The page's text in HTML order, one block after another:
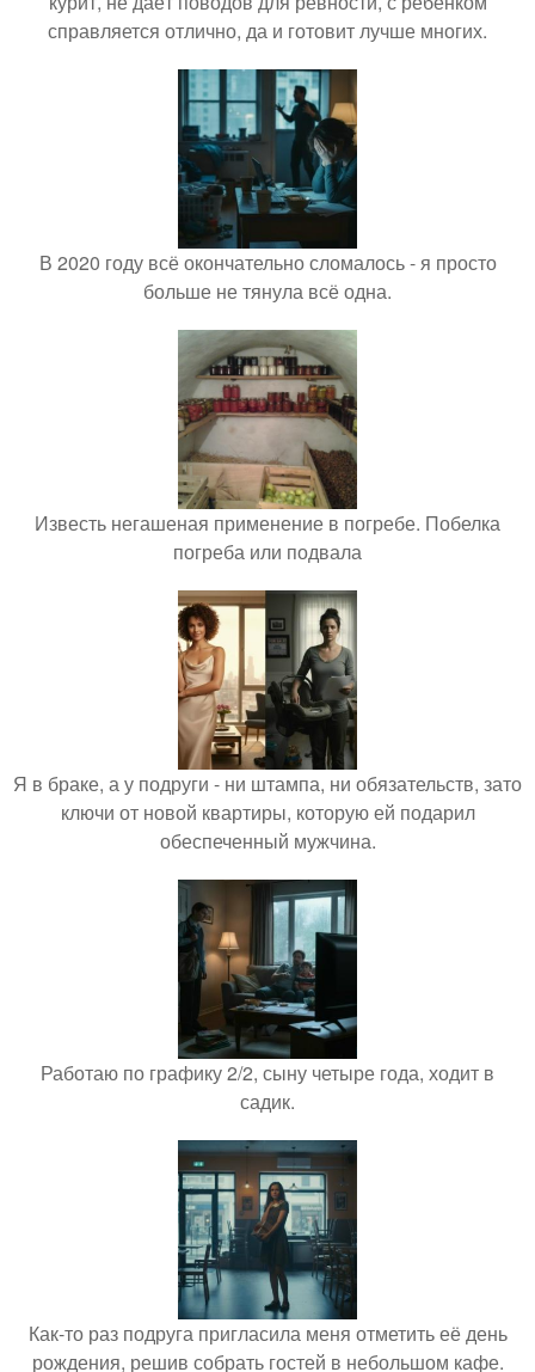
справляется отлично, да и готовит лучше многих.
В 2020 году всё окончательно сломалось - я просто
больше не тянула всё одна.
Известь негашеная применение в погребе. Побелка
погреба или подвала
Я в браке, а у подруги - ни штампа, ни обязательств, зато
ключи от новой квартиры, которую ей подарил
обеспеченный мужчина.
Работаю по графику 2/2, сыну четыре года, ходит в
садик.
Как-то раз подруга пригласила меня отметить её день
рождения, решив собрать гостей в небольшом кафе.